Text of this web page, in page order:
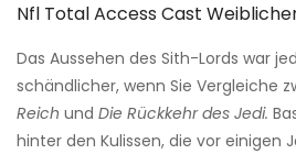
Nfl Total Access Cast
Das Aussehen des Sith-Lords war
schändlicher, wenn Sie Vergleiche
Reich und Die Rückkehr des Jedi.
hinter den Kulissen, die vor einigen